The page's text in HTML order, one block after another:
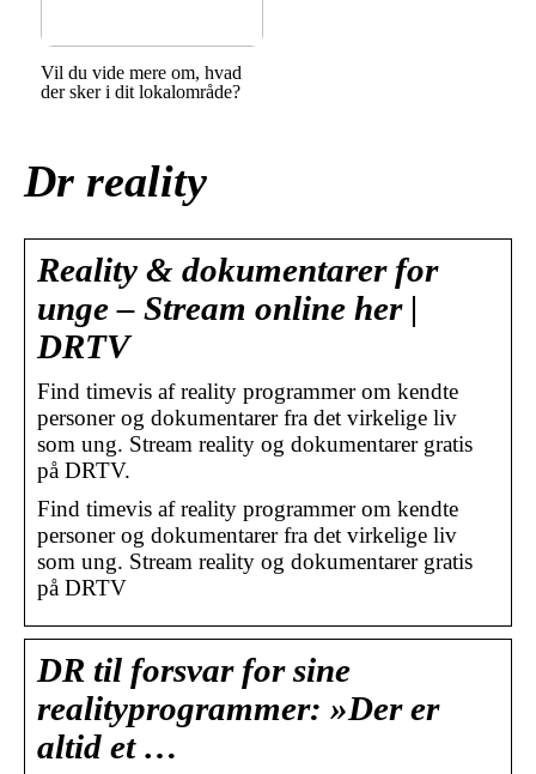
Vil du vide mere om, hvad
der sker i dit lokalområde?
Dr reality
Reality & dokumentarer for
unge – Stream online her |
DRTV
Find timevis af reality programmer om kendte
personer og dokumentarer fra det virkelige liv
som ung. Stream reality og dokumentarer gratis
på DRTV.
Find timevis af reality programmer om kendte
personer og dokumentarer fra det virkelige liv
som ung. Stream reality og dokumentarer gratis
på DRTV
DR til forsvar for sine
realityprogrammer: »Der er
altid et …